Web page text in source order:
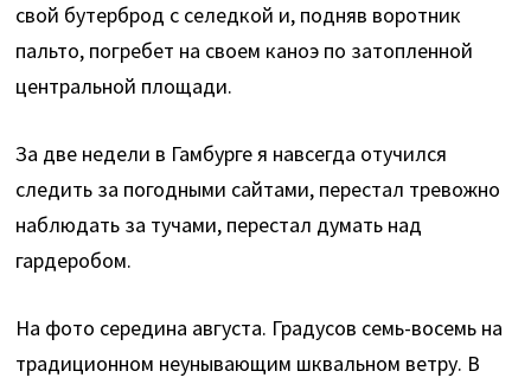
свой бутерброд с селедкой и, подняв воротник
пальто, погребет на своем каноэ по затопленной
центральной площади.
За две недели в Гамбурге я навсегда отучился
следить за погодными сайтами, перестал тревожно
наблюдать за тучами, перестал думать над
гардеробом.
На фото середина августа. Градусов семь-восемь на
традиционном неунывающим шквальном ветру. В